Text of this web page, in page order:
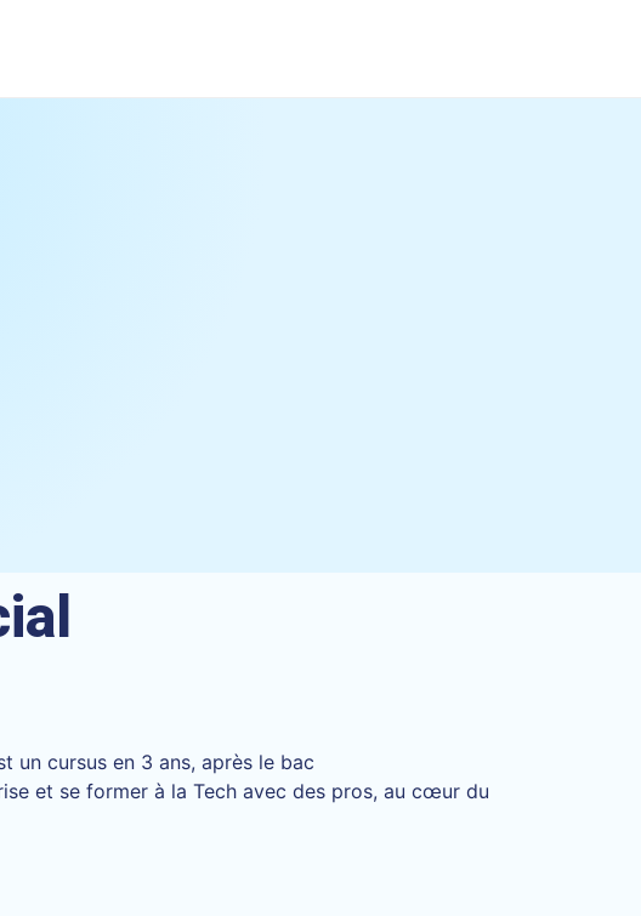
un cursus en 3 ans, après le bac
et se former à la Tech avec des pros, au cœur du